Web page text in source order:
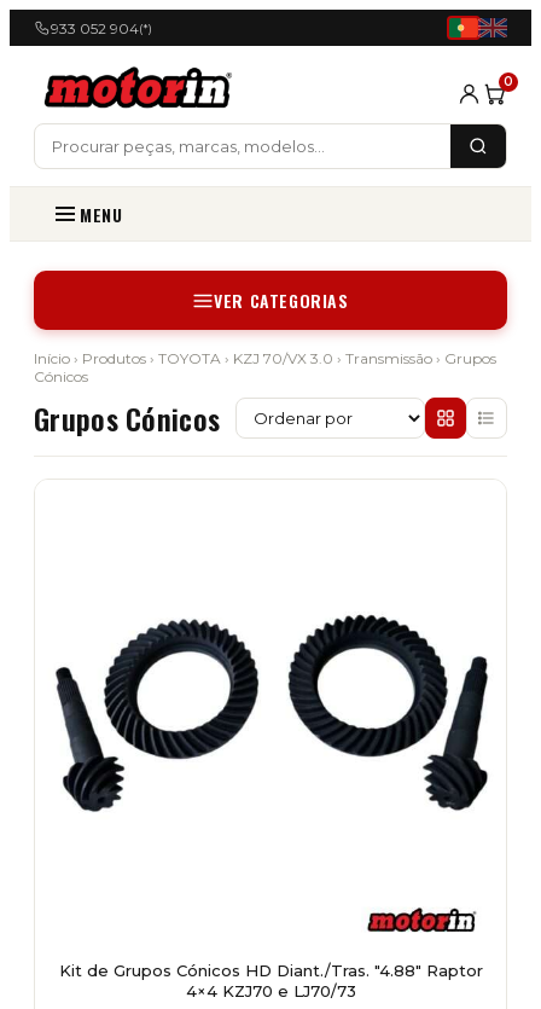
933 052 904(*)
0
MENU
VER CATEGORIAS
Início › Produtos › TOYOTA › KZJ 70/VX 3.0 › Transmissão › Grupos
Cónicos
Grupos Cónicos
Kit de Grupos Cónicos HD Diant./Tras. "4.88" Raptor
4×4 KZJ70 e LJ70/73